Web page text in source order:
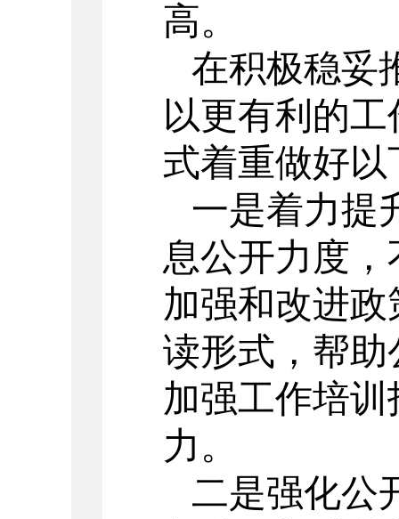
高。
在积极稳妥
以更有利的
式着重做好以
一是着力提
息公开力度，
加强和改进
读形式，帮
加强工作培
力。
二是强化公